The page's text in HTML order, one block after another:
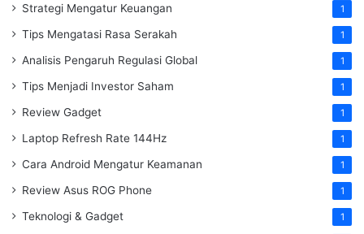
Strategi Mengatur Keuangan 1
Tips Mengatasi Rasa Serakah 1
Analisis Pengaruh Regulasi Global 1
Tips Menjadi Investor Saham 1
Review Gadget 1
Laptop Refresh Rate 144Hz 1
Cara Android Mengatur Keamanan 1
Review Asus ROG Phone 1
Teknologi & Gadget 1